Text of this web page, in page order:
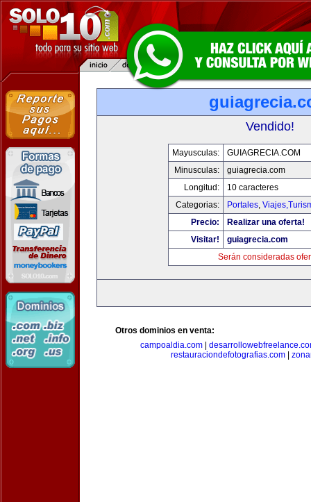
Vendido!
Mayusculas:
GUIAGRECIA.COM
Minusculas:
guiagrecia.com
Longitud:
10 caracteres
Categorias:
Portales,
Precio:
Realizar una oferta!
Visitar!
guiagrecia.com
Serán consideradas
Otros dominios en venta:
campoaldia.com
restauraciondefotografias.com|